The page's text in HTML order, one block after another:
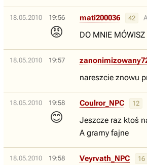
18.05.2010 19:56
😡
mati200036 42
DO MNIE MÓWISZ
18.05.2010 19:57
nareszcie znowu
18.05.2010 19:58
😊
Coulror_NPC 12
Jeszcze raz ktoś
A gramy fajne
18.05.2010 19:58 Veyrvath_NPC 16